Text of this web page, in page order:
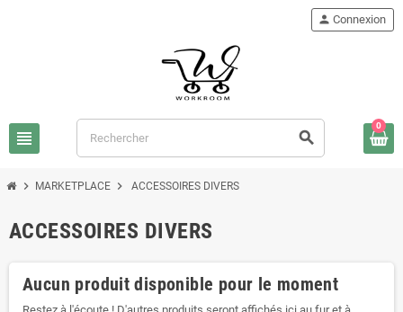
view_headline search
person Connexion
0
chevron_right MARKETPLACE chevron_right ACCESSOIRES DIVERS
ACCESSOIRES DIVERS
Aucun produit disponible pour le moment